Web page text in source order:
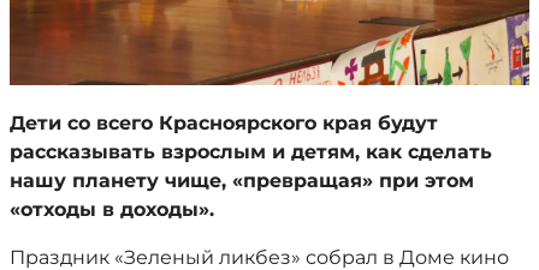
Дети со всего Красноярского края будут
рассказывать взрослым и детям, как сделать
нашу планету чище, «превращая» при этом
«отходы в доходы».
Праздник «Зеленый ликбез» собрал в Доме кино